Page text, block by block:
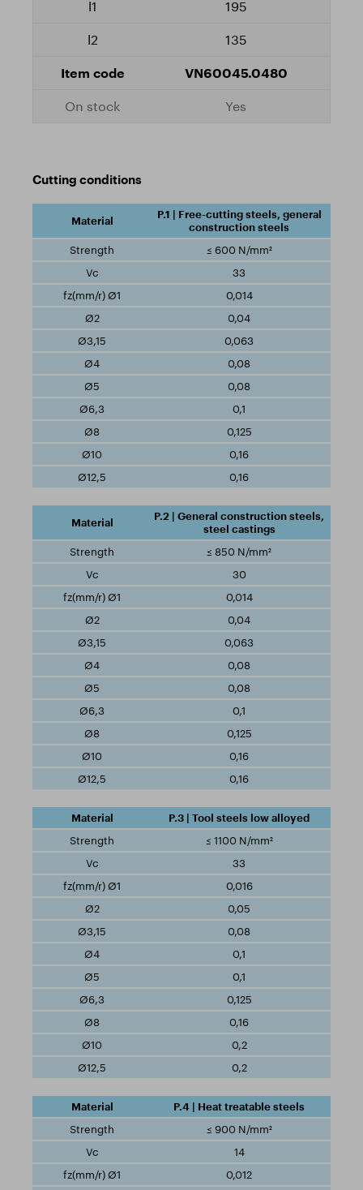
195
135
VN60045.0480
Yes
Cutting conditions
P.1 | Free-cutting steels, general
construction steels
≤ 600 N/mm²
33
0,014
0,04
0,063
0,08
0,08
0,1
0,125
0,16
0,16
P.2 | General construction steels,
steel castings
≤ 850 N/mm²
30
0,014
0,04
0,063
0,08
0,08
0,1
0,125
0,16
0,16
P.3 | Tool steels low alloyed
≤ 1100 N/mm²
33
0,016
0,05
0,08
0,1
0,1
0,125
0,16
0,2
0,2
P.4 | Heat treatable steels
≤ 900 N/mm²
14
0,012